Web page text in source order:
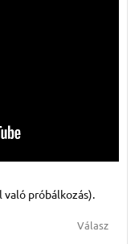
való próbálkozás).
Válasz